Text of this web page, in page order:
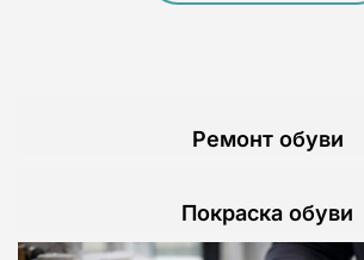
Ремонт обуви
Покраска обуви